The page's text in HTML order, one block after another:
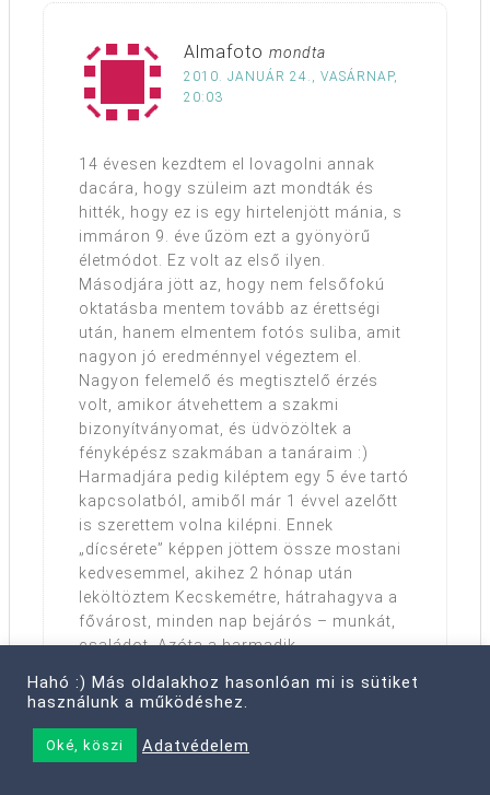
Almafoto mondta
2010. JANUÁR 24., VASÁRNAP,
20:03
14 évesen kezdtem el lovagolni annak
dacára, hogy szüleim azt mondták és
hitték, hogy ez is egy hirtelenjött mánia, s
immáron 9. éve űzöm ezt a gyönyörű
életmódot. Ez volt az első ilyen.
Másodjára jött az, hogy nem felsőfokú
oktatásba mentem tovább az érettségi
után, hanem elmentem fotós suliba, amit
nagyon jó eredménnyel végeztem el.
Nagyon felemelő és megtisztelő érzés
volt, amikor átvehettem a szakmi
bizonyítványomat, és üdvözöltek a
fényképész szakmában a tanáraim :)
Harmadjára pedig kiléptem egy 5 éve tartó
kapcsolatból, amiből már 1 évvel azelőtt
is szerettem volna kilépni. Ennek
„dícsérete” képpen jöttem össze mostani
kedvesemmel, akihez 2 hónap után
leköltöztem Kecskemétre, hátrahagyva a
fővárost, minden nap bejárós – munkát,
családot. Azóta a harmadik
Kecskemétre, az akkori munkámat
csak félig távmunkában-, a
családommalmeg jobb lett a
Hahó :) Más oldalakhoz hasonlóan mi is sütiket
használunk a működéshez.
Oké, köszi Adatvédelem